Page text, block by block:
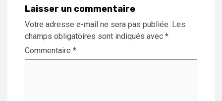
Laisser un commentaire
Votre adresse e-mail ne sera pas publiée. Les
champs obligatoires sont indiqués avec *
Commentaire *